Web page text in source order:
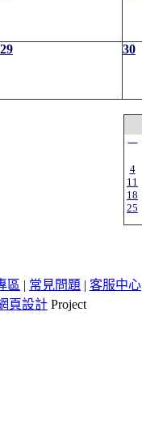
29 30
一
4
11
18
25
區 | 常見問題 | 客服中心
頁設計 Project